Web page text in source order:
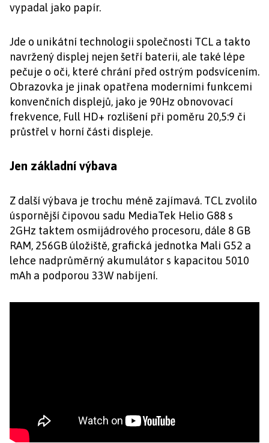
vypadal jako papír.
Jde o unikátní technologii společnosti TCL a takto
navržený displej nejen šetří baterii, ale také lépe
pečuje o oči, které chrání před ostrým podsvícením.
Obrazovka je jinak opatřena moderními funkcemi
konvenčních displejů, jako je 90Hz obnovovací
frekvence, Full HD+ rozlišení při poměru 20,5:9 či
průstřel v horní části displeje.
Jen základní výbava
Z další výbava je trochu méně zajímavá. TCL zvolilo
úspornější čipovou sadu MediaTek Helio G88 s
2GHz taktem osmijádrového procesoru, dále 8 GB
RAM, 256GB úložiště, grafická jednotka Mali G52 a
lehce nadprůměrný akumulátor s kapacitou 5010
mAh a podporou 33W nabíjení.